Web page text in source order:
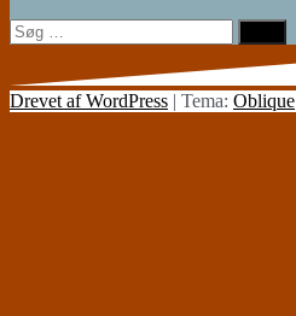
Søg
efter:
Drevet af WordPress | Tema: Oblique